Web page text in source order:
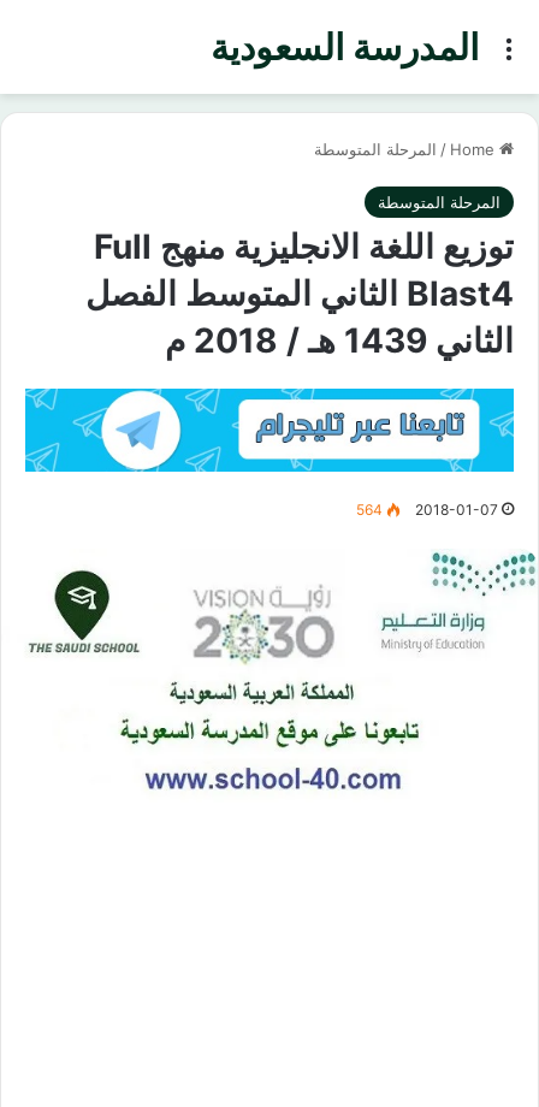
المدرسة السعوديةMenu
/ المرحلة المتوسطة
المرحلة المتوسطة
توزيع اللغة الانجليزية منهج Full
Blast4 الثاني المتوسط الفصل
الثاني 1439 هـ / 2018 م
2018-01-07
564